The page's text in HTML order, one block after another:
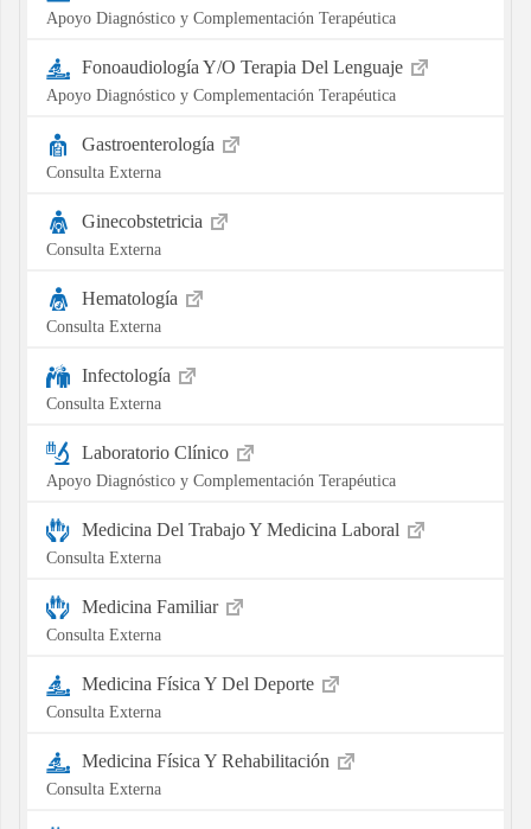
Apoyo Diagnóstico y Complementación Terapéutica
Fonoaudiología Y/O Terapia Del Lenguaje
Apoyo Diagnóstico y Complementación Terapéutica
Gastroenterología
Consulta Externa
Ginecobstetricia
Consulta Externa
Hematología
Consulta Externa
Infectología
Consulta Externa
Laboratorio Clínico
Apoyo Diagnóstico y Complementación Terapéutica
Medicina Del Trabajo Y Medicina Laboral
Consulta Externa
Medicina Familiar
Consulta Externa
Medicina Física Y Del Deporte
Consulta Externa
Medicina Física Y Rehabilitación
Consulta Externa